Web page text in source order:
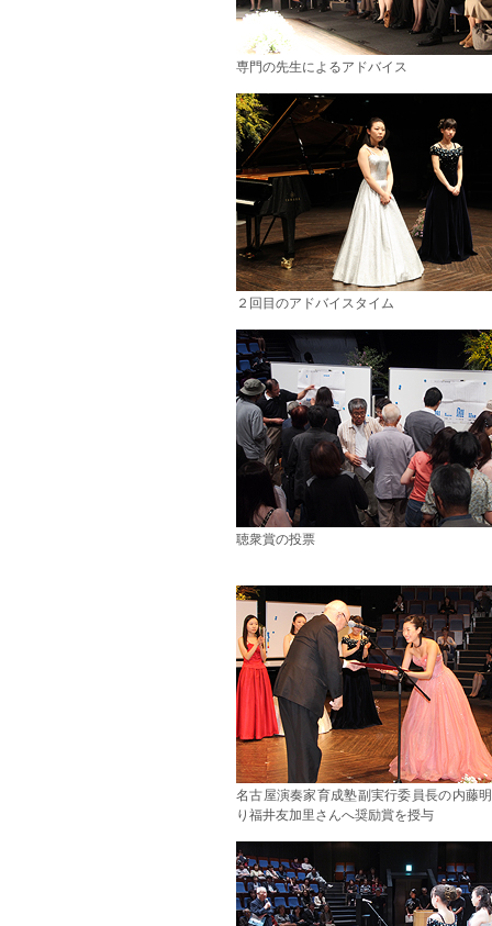
専門の先生によるアドバイス
２回目のアドバイスタイム
聴衆賞の投票
名古屋演奏家育成塾副実行委員長の内藤
り福井友加里さんへ奨励賞を授与